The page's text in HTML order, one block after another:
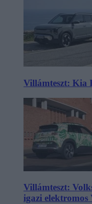
Villámteszt: Kia
Villámteszt:
igazi elektromos